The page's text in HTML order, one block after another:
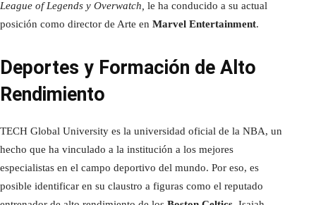
League of Legends y Overwatch, le ha conducido a su actual
posición como director de Arte en Marvel Entertainment.
Deportes y Formación de Alto
Rendimiento
TECH Global University es la universidad oficial de la NBA, un
hecho que ha vinculado a la institución a los mejores
especialistas en el campo deportivo del mundo. Por eso, es
posible identificar en su claustro a figuras como el reputado